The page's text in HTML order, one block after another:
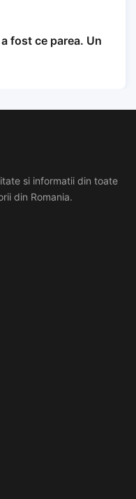
fost ce parea. Un
si informatii din toate
din Romania.